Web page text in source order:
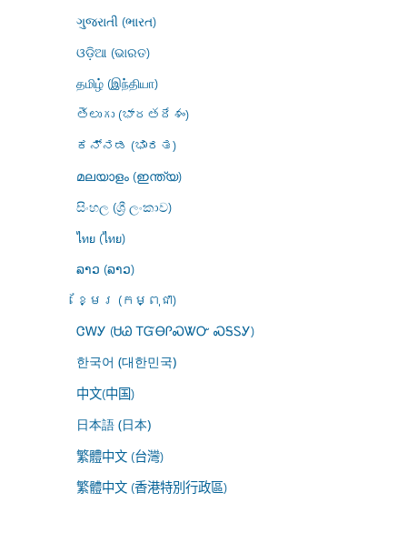
ગુજરાતી (ભારત)
ଓଡ଼ିଆ (ଭାରତ)
தமிழ் (இந்தியா)
తెలుగు (భారతదేశం)
ಕನ್ನಡ (ಭಾರತ)
മലയാളം (ഇന്ത്യ)
සිංහල (ශ්‍රී ලංකාව)
ไทย (ไทย)
ລາວ (ລາວ)
ខ្មែរ (កម្ពុជា)
ᏣᎳᎩ (ᏌᏊ ᎢᏳᎾᎵᏍᏔᏅ ᏍᎦᏚᎩ)
한국어 (대한민국)
中文(中国)
日本語 (日本)
繁體中文 (台灣)
繁體中文 (香港特別行政區)